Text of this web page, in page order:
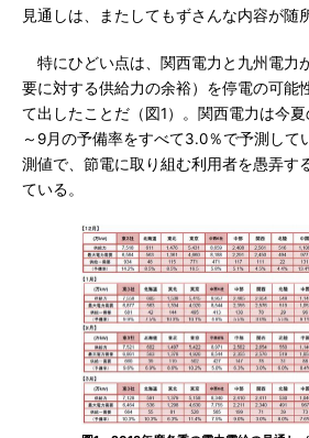
見通しは、またしてもずさんな内容が随
特にひどい点は、関西電力と九州電力
要に対する供給力の余裕）を停電の可能
て出したことだ（図1）。関西電力は今
～9月の予備率をすべて3.0％で予測して
測値で、節電に取り組む利用者を愚弄す
ている。